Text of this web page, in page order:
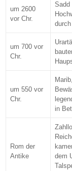
um 2600
vor Chr.
Sadd
um 700 vor
Chr.
um 550 vor
Chr.
in
Rom der
Antike
dem